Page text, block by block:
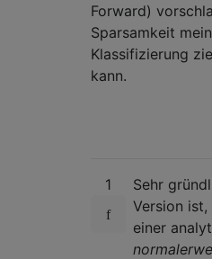
Forward)
Sparsamkeit
Klassifizierung
kann.
1
Sehr
Version
einer